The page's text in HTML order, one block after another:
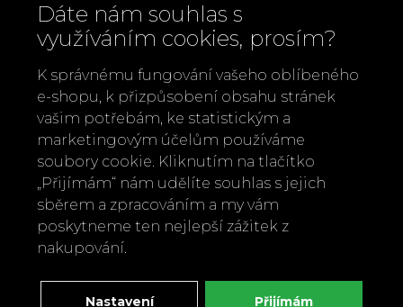
Zavolejte nám
+420 737 886 915
Napište nám
info@bylobylibo.cz
Dáte nám souhlas s
využíváním cookies, prosím?
K správnému fungování vašeho oblíbeného
e-shopu, k přizpůsobení obsahu stránek
vašim potřebám, ke statistickým a
marketingovým účelům používáme
soubory cookie. Kliknutím na tlačítko
„Přijímám“ nám udělíte souhlas s jejich
sběrem a zpracováním a my vám
poskytneme ten nejlepší zážitek z
nakupování.
Nastavení Přijímám